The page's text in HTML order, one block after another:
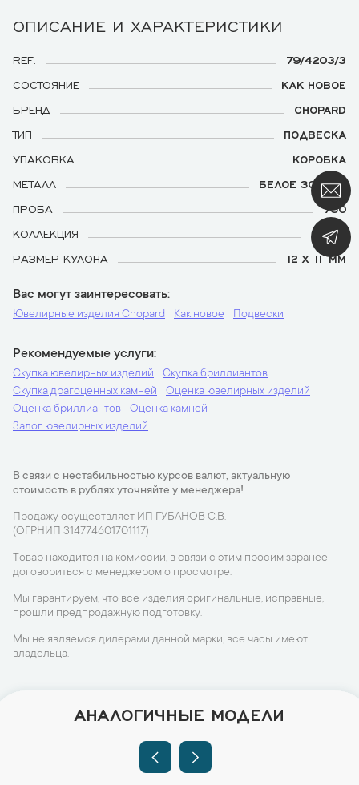
ОПИСАНИЕ И ХАРАКТЕРИСТИКИ
REF.
79/4203/3
СОСТОЯНИЕ
КАК НОВОЕ
БРЕНД
CHOPARD
ТИП
ПОДВЕСКА
УПАКОВКА
КОРОБКА
МЕТАЛЛ
БЕЛОЕ ЗОЛОТО
ПРОБА
750
КОЛЛЕКЦИЯ
HEART
РАЗМЕР КУЛОНА
12 Х 11 ММ
Вас могут заинтересовать
Ювелирные изделия Chopard Как новое Подвески
Рекомендуемые услуги
Скупка ювелирных изделий
Скупка бриллиантов
Скупка драгоценных камней
Оценка ювелирных изделий
Оценка бриллиантов
Оценка камней
Залог ювелирных изделий
В связи с нестабильностью курсов валют, актуальную
стоимость в рублях уточняйте у менеджера!
Продажу осуществляет ИП ГУБАНОВ С.В.
(ОГРНИП 314774601701117)
Товар находится на комиссии, в связи с этим просим заранее
договориться с менеджером о просмотре.
Мы гарантируем, что все изделия оригинальные, исправные,
прошли предпродажную подготовку.
Мы не являемся дилерами данной марки, все часы имеют
владельца.
АНАЛОГИЧНЫЕ МОДЕЛИ